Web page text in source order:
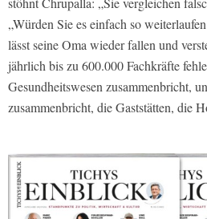
„Würden Sie es einfach so
lässt seine Oma wieder fallen und
jährlich bis zu 600.000 Fachkräfte
Gesundheitswesen zusammenbricht,
zusammenbricht, die Gaststätten, die